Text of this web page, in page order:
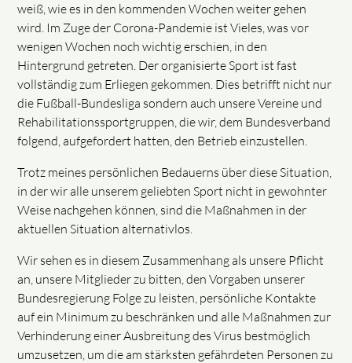
weiß, wie es in den kommenden Wochen weiter gehen
wird. Im Zuge der Corona-Pandemie ist Vieles, was vor
wenigen Wochen noch wichtig erschien, in den
Hintergrund getreten. Der organisierte Sport ist fast
vollständig zum Erliegen gekommen. Dies betrifft nicht nur
die Fußball-Bundesliga sondern auch unsere Vereine und
Rehabilitationssportgruppen, die wir, dem Bundesverband
folgend, aufgefordert hatten, den Betrieb einzustellen.
Trotz meines persönlichen Bedauerns über diese Situation,
in der wir alle unserem geliebten Sport nicht in gewohnter
Weise nachgehen können, sind die Maßnahmen in der
aktuellen Situation alternativlos.
Wir sehen es in diesem Zusammenhang als unsere Pflicht
an, unsere Mitglieder zu bitten, den Vorgaben unserer
Bundesregierung Folge zu leisten, persönliche Kontakte
auf ein Minimum zu beschränken und alle Maßnahmen zur
Verhinderung einer Ausbreitung des Virus bestmöglich
umzusetzen, um die am stärksten gefährdeten Personen zu